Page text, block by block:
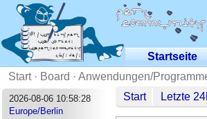
Startseite
Start· Board · Anwendungen/
2026-08-06 10:58:28
Europe/Berlin
Start Letzte